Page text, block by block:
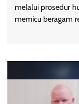
melalui prosedur
memicu beragam